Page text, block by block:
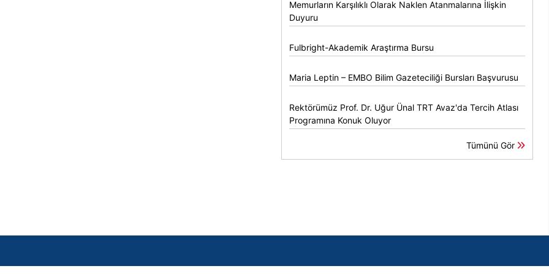
Memurların Karşılıklı Olarak Naklen Atanmalarına İlişkin
Duyuru
Fulbright-Akademik Araştırma Bursu
Maria Leptin – EMBO Bilim Gazeteciliği Bursları Başvurusu
Rektörümüz Prof. Dr. Uğur Ünal TRT Avaz'da Tercih Atlası
Programına Konuk Oluyor
Tümünü Gör